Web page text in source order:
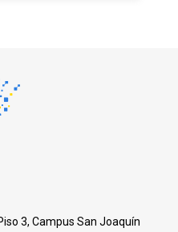
3, Campus San Joaquín